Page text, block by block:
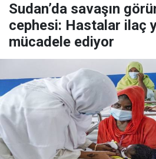
Sudan’da savaşın
cephesi: Hastalar ilaç
mücadele ediyor